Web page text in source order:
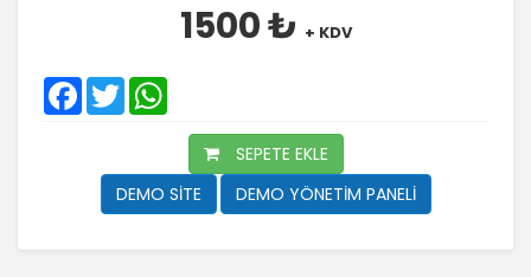
1500 ₺ + KDV
Facebook
Twitter
SEPETE EKLE
DEMO SİTE
DEMO YÖNETİM PANELİ